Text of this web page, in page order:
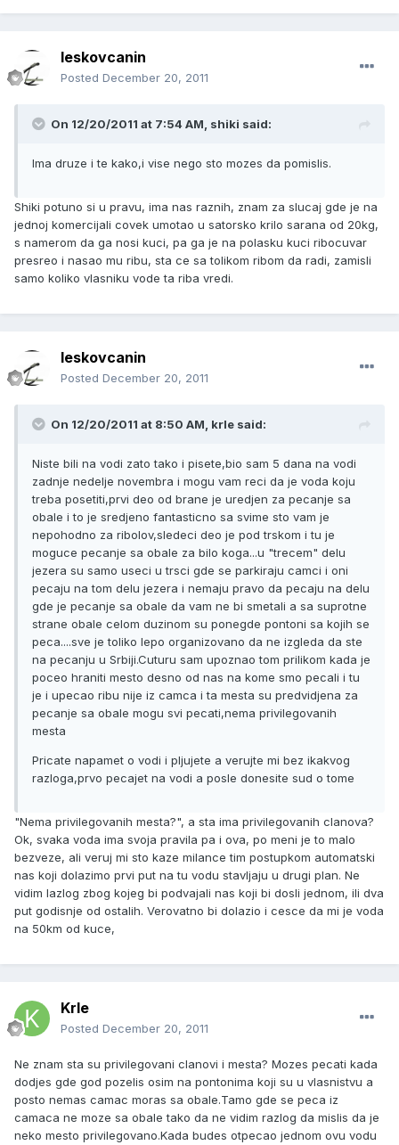
leskovcanin
Posted December 20, 2011
On 12/20/2011 at 7:54 AM, shiki said:
Ima druze i te kako,i vise nego sto mozes da pomislis.
Shiki potuno si u pravu, ima nas raznih, znam za slucaj gde je na
jednoj komercijali covek umotao u satorsko krilo sarana od 20kg,
s namerom da ga nosi kuci, pa ga je na polasku kuci ribocuvar
presreo i nasao mu ribu, sta ce sa tolikom ribom da radi, zamisli
samo koliko vlasniku vode ta riba vredi.
leskovcanin
Posted December 20, 2011
On 12/20/2011 at 8:50 AM, krle said:
Niste bili na vodi zato tako i pisete,bio sam 5 dana na vodi
zadnje nedelje novembra i mogu vam reci da je voda koju
treba posetiti,prvi deo od brane je uredjen za pecanje sa
obale i to je sredjeno fantasticno sa svime sto vam je
nepohodno za ribolov,sledeci deo je pod trskom i tu je
moguce pecanje sa obale za bilo koga...u "trecem" delu
jezera su samo useci u trsci gde se parkiraju camci i oni
pecaju na tom delu jezera i nemaju pravo da pecaju na delu
gde je pecanje sa obale da vam ne bi smetali a sa suprotne
strane obale celom duzinom su ponegde pontoni sa kojih se
peca....sve je toliko lepo organizovano da ne izgleda da ste
na pecanju u Srbiji.Cuturu sam upoznao tom prilikom kada je
poceo hraniti mesto desno od nas na kome smo pecali i tu
je i upecao ribu nije iz camca i ta mesta su predvidjena za
pecanje sa obale mogu svi pecati,nema privilegovanih
mesta
Pricate napamet o vodi i pljujete a verujte mi bez ikakvog
razloga,prvo pecajet na vodi a posle donesite sud o tome
"Nema privilegovanih mesta?", a sta ima privilegovanih clanova?
Ok, svaka voda ima svoja pravila pa i ova, po meni je to malo
bezveze, ali veruj mi sto kaze milance tim postupkom automatski
nas koji dolazimo prvi put na tu vodu stavljaju u drugi plan. Ne
vidim lazlog zbog kojeg bi podvajali nas koji bi dosli jednom, ili dva
put godisnje od ostalih. Verovatno bi dolazio i cesce da mi je voda
na 50km od kuce,
Krle
Posted December 20, 2011
Ne znam sta su privilegovani clanovi i mesta? Mozes pecati kada
dodjes gde god pozelis osim na pontonima koji su u vlasnistvu a
posto nemas camac moras sa obale.Tamo gde se peca iz
camaca ne moze sa obale tako da ne vidim razlog da mislis da je
neko mesto privilegovano.Kada budes otpecao jednom ovu vodu